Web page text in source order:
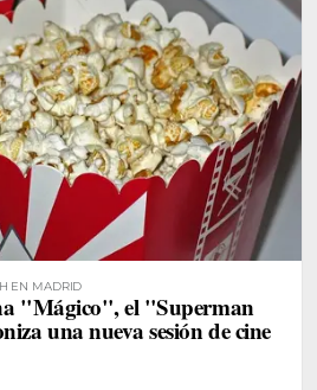
EN MADRID
"Mágico", el "Superman
una nueva sesión de cine